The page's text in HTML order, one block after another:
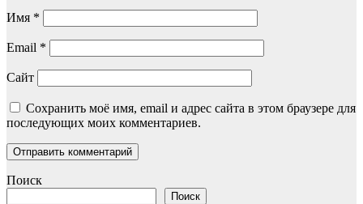
Имя *
Email *
Сайт
Сохранить моё имя, email и адрес сайта в этом браузере для
последующих моих комментариев.
Поиск
Поиск